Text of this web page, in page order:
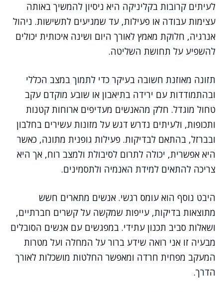
לעיתים קרובות בקליניקה היא ניסיון להמשיך באותה
עצימות עבודה או פעילות, עד שמגיעים לתשישות. ניהול
אנרגיה, חלוקת מאמץ לאורך היום ושינה איכותית יכולים
להשפיע על תחושת השליטה.
תזונה מאוזנת חשובה בעיקר כדי לתמוך במצב הכללי
ובהתמודדות עם ירידה בתיאבון או שובע מוקדם עקב
טחול מוגדל. חלק מהאנשים מעדיפים ארוחות קטנות
ותכופות, ולעיתים נדרש דגש על מזונות עשירים בחלבון
ובברזל, בהתאם לבדיקות. פעילות גופנית מתונה, כאשר
היא אפשרית, יכולה לתרום לסיבולת ולמצב רוח, אך היא
צריכה להתאים למידת האנמיה ולתסמינים.
היבט נוסף הוא עומס רגשי. אנשים מתארים חשש
מתוצאות בדיקות, עייפות שמקשה על קשרים חברתיים,
ושאלות סביב תכנון עתידי. במפגשים עם אנשים הסובלים
מבעיה זו אני רואה שידע ברור על המחלה ועל מטרות
המעקב מפחית חרדה ומאפשר החלטות מושכלות לאורך
הדרך.